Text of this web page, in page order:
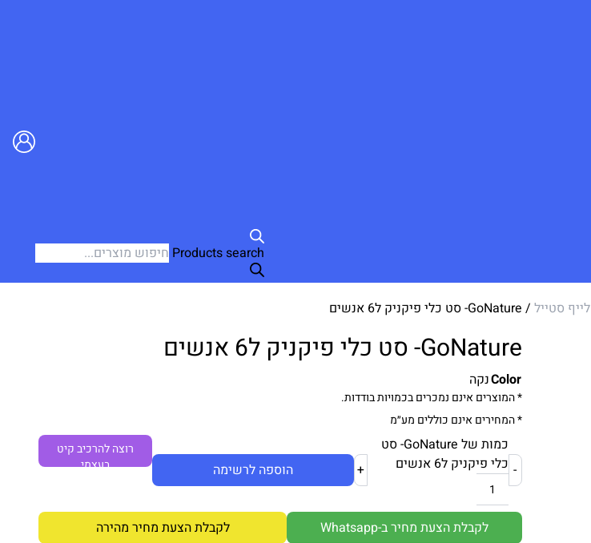
Products search
לייף סטייל / GoNature- סט כלי פיקניק ל6 אנשים
GoNature- סט כלי פיקניק ל6 אנשים
Colorנקה
* המוצרים אינם נמכרים בכמויות בודדות.
* המחירים אינם כוללים מע״מ
-
כמות של GoNature- סט
כלי פיקניק ל6 אנשים
+ הוספה לרשימה
רוצה להרכיב קיט
בעצמי
לקבלת הצעת מחיר ב-Whatsapp
לקבלת הצעת מחיר מהירה